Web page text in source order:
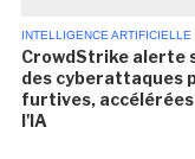
INTELLIGENCE ARTIFICIELLE
CrowdStrike alerte
des cyberattaques
furtives,
l'IA